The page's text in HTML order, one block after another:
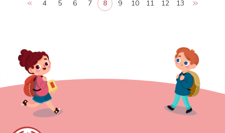
絲等長官也蒞臨現場，為在場的不老選手加油打氣。 黃市長表示，
4 5 6 7 8 9 10 11 12 13